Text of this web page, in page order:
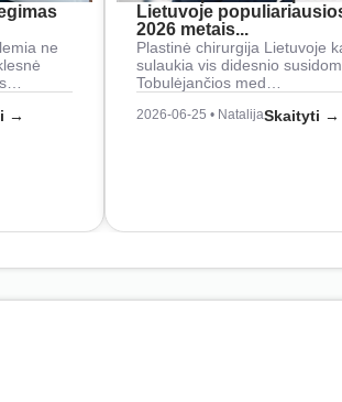
ne
→
Lietuvoje
2026 metais...
Plastinė chirurgija Lietuvoje
sulaukia vis didesnio
Tobulėjančios med…
2026-06-25 • NatalijaSkaityti →